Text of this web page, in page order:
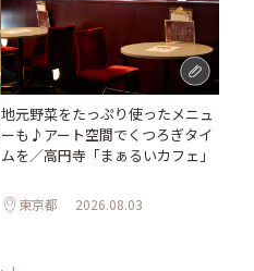
地元野菜をたっぷり使ったメニュ
ーも♪アート空間でくつろぎタイ
ムを／高円寺「まぁるいカフェ」
東京都 2026.08.03